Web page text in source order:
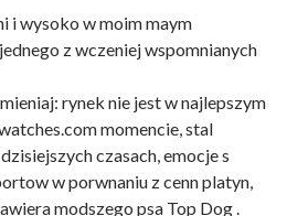
i wysoko w moim maym
z wczeniej wspomnianych
rynek nie jest w najlepszym
momencie, stal
czasach, emocje s
w porwnaniu z cenn platyn,
modszego psa Top Dog .